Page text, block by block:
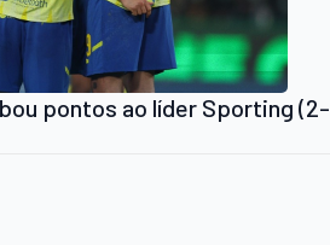
pontos ao líder Sporting (2-